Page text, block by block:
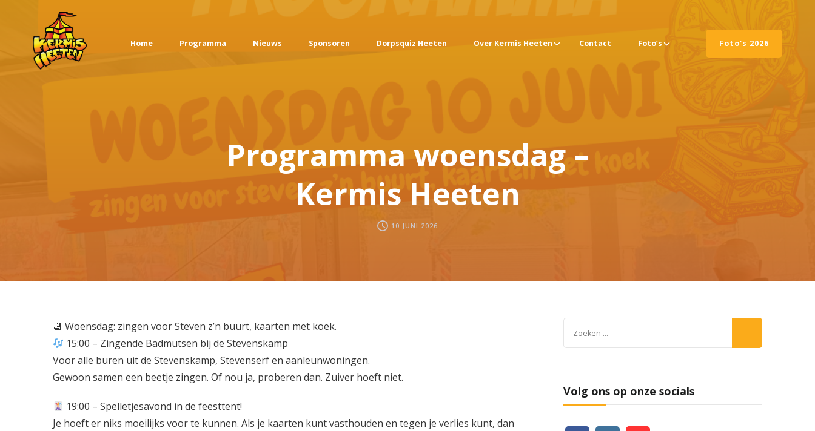
Home Programma Nieuws Sponsoren Dorpsquiz Heeten Over Kermis Heeten Contact Foto’s Foto's 2026
Programma woensdag –
Kermis Heeten
10 JUNI 2026
 Woensdag: zingen voor Steven z’n buurt, kaarten met koek.
15:00 – Zingende Badmutsen bij de Stevenskamp
Voor alle buren uit de Stevenskamp, Stevenserf en aanleunwoningen.
Gewoon samen een beetje zingen. Of nou ja, proberen dan. Zuiver hoeft niet.
19:00 – Spelletjesavond in de feesttent!
Je hoeft er niks moeilijks voor te kunnen. Als je kaarten kunt vasthouden en tegen je verlies kunt, dan
Volg ons op onze socials